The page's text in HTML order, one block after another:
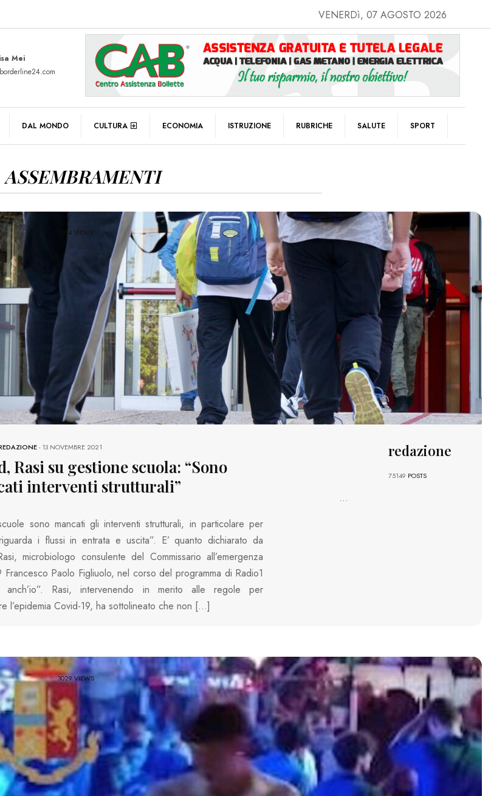
VENERDì, 07 AGOSTO 2026
Mei
DAL MONDO CULTURA ECONOMIA ISTRUZIONE RUBRICHE SALUTE SPORT
ASSEMBRAMENTI
1384 VIEWS
-13 NOVEMBRE 2021
Rasi su gestione scuola: “Sono
interventi strutturali”
sono mancati gli interventi strutturali, in particolare per
i flussi in entrata e uscita”. E’ quanto dichiarato da
microbiologo consulente del Commissario all’emergenza
Francesco Paolo Figliuolo, nel corso del programma di Radio1
anch’io”. Rasi, intervenendo in merito alle regole per
l’epidemia Covid-19, ha sottolineato che non […]
redazione
75149 POSTS
...
3029 VIEWS